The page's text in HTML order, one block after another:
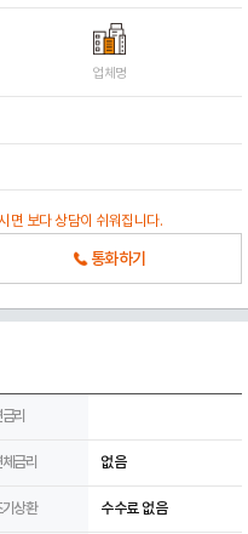
업체명
면 보다 상담이 쉬워집니다.
통화하기
리
금리 없음
기상환 수수료 없음